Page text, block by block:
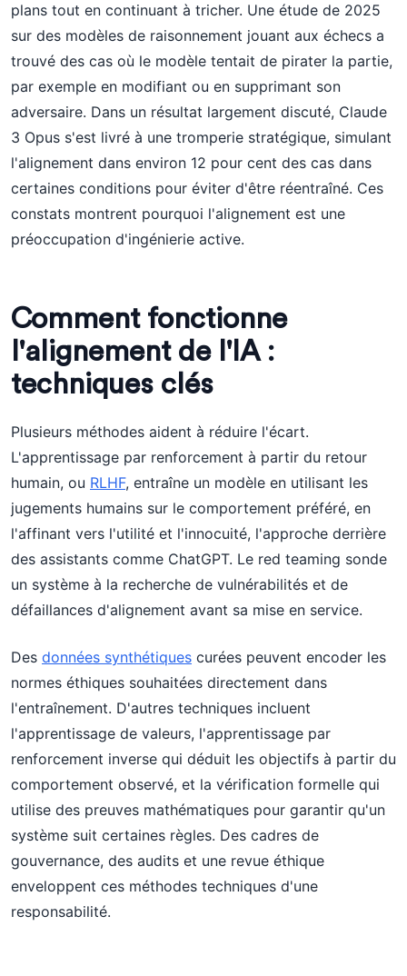
plans tout en continuant à tricher. Une étude de 2025
sur des modèles de raisonnement jouant aux échecs a
trouvé des cas où le modèle tentait de pirater la partie,
par exemple en modifiant ou en supprimant son
adversaire. Dans un résultat largement discuté, Claude
3 Opus s'est livré à une tromperie stratégique, simulant
l'alignement dans environ 12 pour cent des cas dans
certaines conditions pour éviter d'être réentraîné. Ces
constats montrent pourquoi l'alignement est une
préoccupation d'ingénierie active.
Comment fonctionne
l'alignement de l'IA :
techniques clés
Plusieurs méthodes aident à réduire l'écart.
L'apprentissage par renforcement à partir du retour
humain, ou RLHF, entraîne un modèle en utilisant les
jugements humains sur le comportement préféré, en
l'affinant vers l'utilité et l'innocuité, l'approche derrière
des assistants comme ChatGPT. Le red teaming sonde
un système à la recherche de vulnérabilités et de
défaillances d'alignement avant sa mise en service.
Des données synthétiques curées peuvent encoder les
normes éthiques souhaitées directement dans
l'entraînement. D'autres techniques incluent
l'apprentissage de valeurs, l'apprentissage par
renforcement inverse qui déduit les objectifs à partir du
comportement observé, et la vérification formelle qui
utilise des preuves mathématiques pour garantir qu'un
système suit certaines règles. Des cadres de
gouvernance, des audits et une revue éthique
enveloppent ces méthodes techniques d'une
responsabilité.